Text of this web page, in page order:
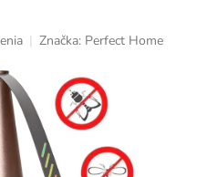
Značka: Perfect Home